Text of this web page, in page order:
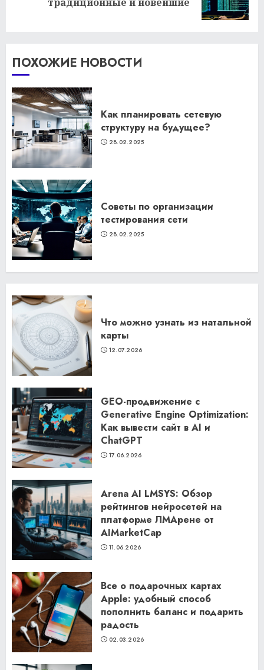
запись:
ПОХОЖИЕ НОВОСТИ
Как планировать сетевую
структуру на будущее?
28.02.2025
Советы по организации
тестирования сети
28.02.2025
Что можно узнать из натальной
карты
12.07.2026
GEO-продвижение с
Generative Engine Optimization:
Как вывести сайт в AI и
ChatGPT
17.06.2026
Arena AI LMSYS: Обзор
рейтингов нейросетей на
платформе ЛМАрене от
AIMarketCap
11.06.2026
Все о подарочных картах
Apple: удобный способ
пополнить баланс и подарить
радость
02.03.2026